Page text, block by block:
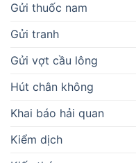
Gửi thuốc nam
Gửi tranh
Gửi vợt cầu lông
Hút chân không
Khai báo hải quan
Kiểm dịch